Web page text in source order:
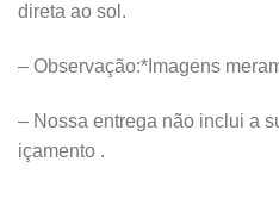
direta ao sol.
– Observação:*Imagens
– Nossa entrega não inclui a
içamento .